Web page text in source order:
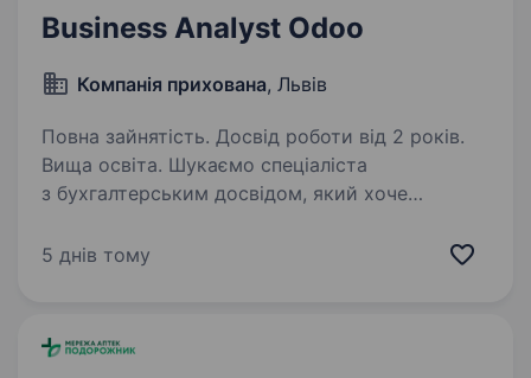
Business Analyst Odoo
Компанія прихована, Львів
Повна зайнятість. Досвід роботи від 2 років.
Вища освіта. Шукаємо спеціаліста
з бухгалтерським досвідом, який хоче
та брати участь в автоматизації фінансових
5 днів тому